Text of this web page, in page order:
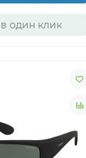
один клик